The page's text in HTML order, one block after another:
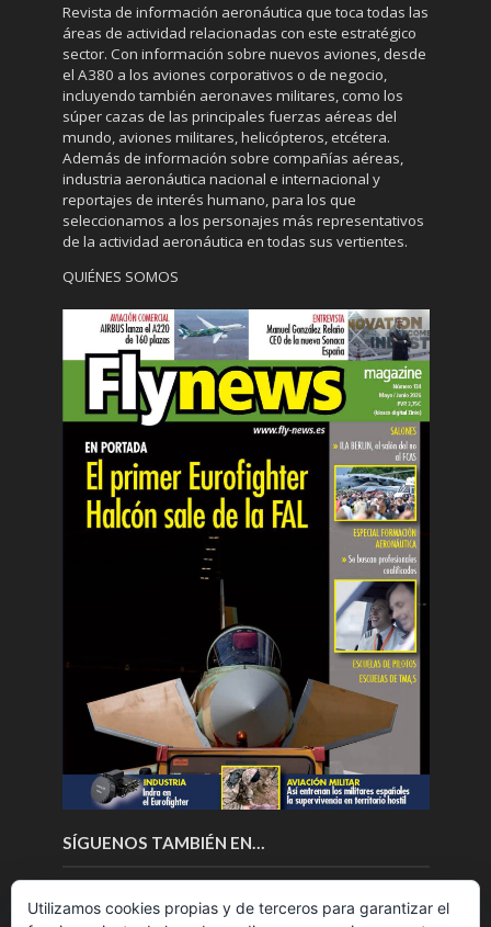
Revista de información aeronáutica que toca todas las
áreas de actividad relacionadas con este estratégico
sector. Con información sobre nuevos aviones, desde
el A380 a los aviones corporativos o de negocio,
incluyendo también aeronaves militares, como los
súper cazas de las principales fuerzas aéreas del
mundo, aviones militares, helicópteros, etcétera.
Además de información sobre compañías aéreas,
industria aeronáutica nacional e internacional y
reportajes de interés humano, para los que
seleccionamos a los personajes más representativos
de la actividad aeronáutica en todas sus vertientes.
QUIÉNES SOMOS
SÍGUENOS TAMBIÉN EN…
Utilizamos cookies propias y de terceros para garantizar el